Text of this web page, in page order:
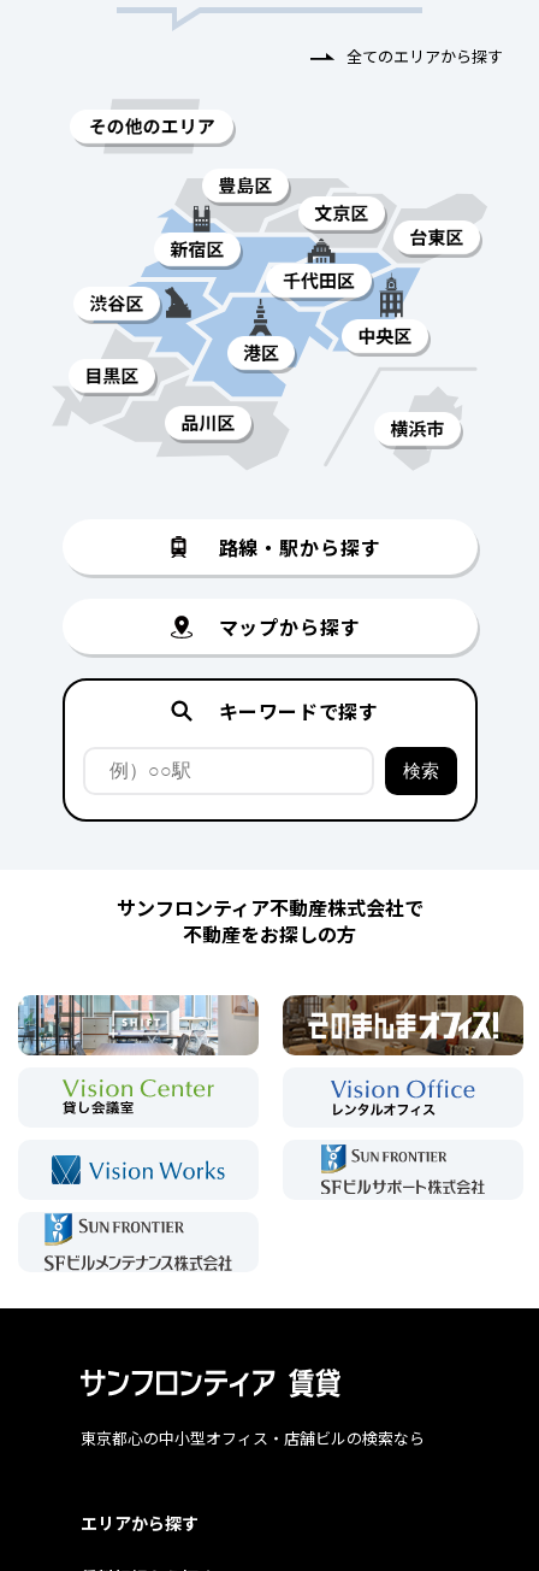
全てのエリアから探す
路線・駅から探す
マップから探す
キーワードで探す
サンフロンティア不動産株式会社で
不動産をお探しの方
東京都心の中小型オフィス・店舗ビルの検索なら
エリアから探す